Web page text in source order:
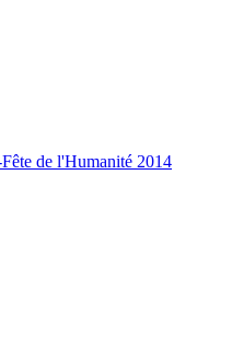
de l'Humanité 2014